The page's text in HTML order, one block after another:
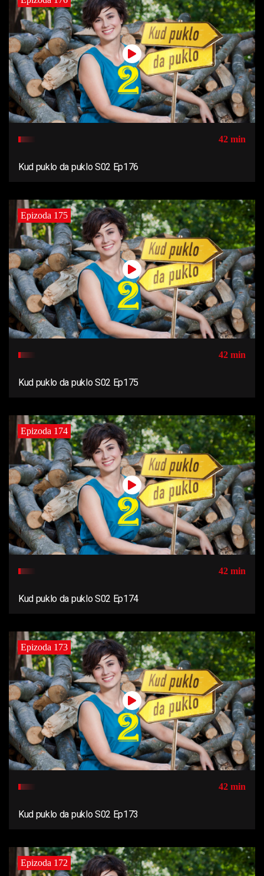
42 min
Kud puklo da puklo S02 Ep176
Epizoda 175
42 min
Kud puklo da puklo S02 Ep175
Epizoda 174
42 min
Kud puklo da puklo S02 Ep174
Epizoda 173
42 min
Kud puklo da puklo S02 Ep173
Epizoda 172